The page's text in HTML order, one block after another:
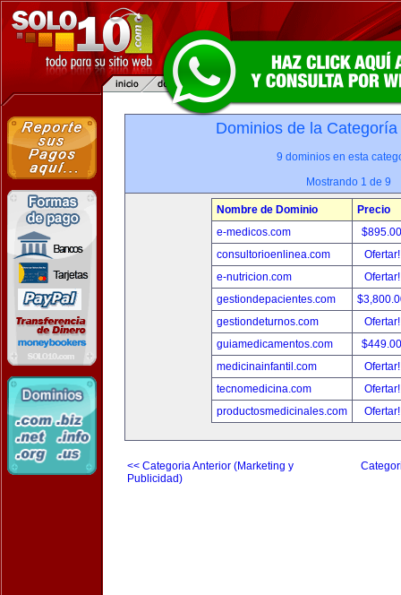
Dominios de la
9 dominios en esta
Mostrando 1 de 9
Nombre de Dominio
Precio
e-medicos.com
consultorioenlinea.com
e-nutricion.com
gestiondepacientes.com
gestiondeturnos.com
guiamedicamentos.com
medicinainfantil.com
tecnomedicina.com
productosmedicinales.com
<< Categoria Anterior (Marketing y
Publicidad)